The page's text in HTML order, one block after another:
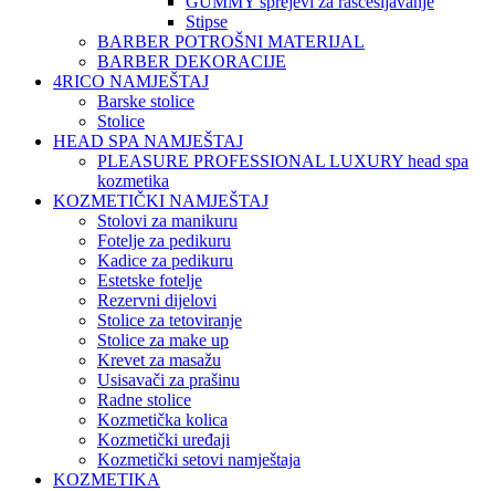
Stipse
BARBER POTROŠNI MATERIJAL
BARBER DEKORACIJE
4RICO NAMJEŠTAJ
Barske stolice
Stolice
HEAD SPA NAMJEŠTAJ
PLEASURE PROFESSIONAL LUXURY head spa
kozmetika
KOZMETIČKI NAMJEŠTAJ
Stolovi za manikuru
Fotelje za pedikuru
Kadice za pedikuru
Estetske fotelje
Rezervni dijelovi
Stolice za tetoviranje
Stolice za make up
Krevet za masažu
Usisavači za prašinu
Radne stolice
Kozmetička kolica
Kozmetički uređaji
Kozmetički setovi namještaja
KOZMETIKA